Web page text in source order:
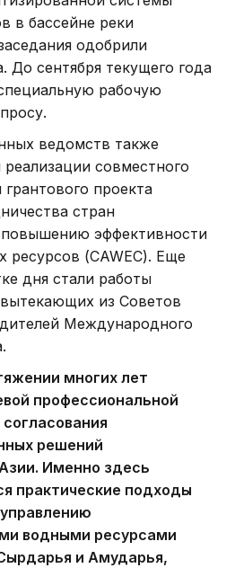
в бассейне реки
одобрили
До сентября текущего года
рабочую
ведомств также
совместного
проекта
стран
эффективности
ресурсов (CAWEC). Еще
дня стали работы
из Советов
Международного
многих лет
профессиональной
решений
Именно здесь
практические подходы
водными ресурсами
и Амударья,